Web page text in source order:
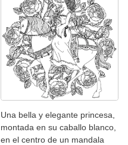
Una bella y elegante princesa,
montada en su caballo blanco,
en el centro de un mandala